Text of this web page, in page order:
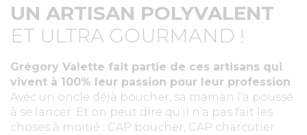
UN ARTISAN POLYVALENT
ET ULTRA GOURMAND !
Grégory Valette fait partie de ces artisans qui
vivent à 100% leur passion pour leur profession.
Avec un oncle déjà boucher, sa maman l’a poussé
à se lancer. Et on peut dire qu’il n’a pas fait les
choses à moitié : CAP boucher, CAP charcutier